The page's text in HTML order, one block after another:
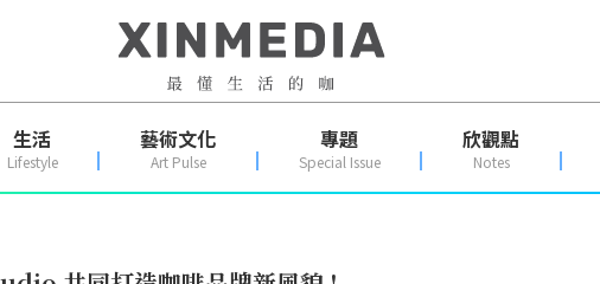
生活
Lifestyle
藝術文化
Art Pulse
專題
Special Issue
欣觀點
Notes